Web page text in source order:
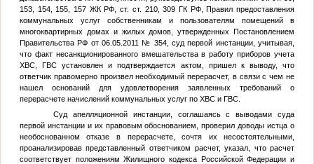
153, 154, 155, 157 ЖК РФ, ст. ст. 210, 309 ГК РФ, Правил предоставления
коммунальных услуг собственникам и пользователям помещений в
многоквартирных домах и жилых домов, утвержденных Постановлением
Правительства РФ от 06.05.2011 № 354, суд первой инстанции, учитывая,
что факт несанкционированного вмешательства в работу приборов учета
ХВС, ГВС установлен и подтверждается актом, пришел к выводу, что
ответчик правомерно произвел необходимый перерасчет, в связи с чем не
нашел оснований для удовлетворения заявленных требований о
перерасчете начислений коммунальных услуг по ХВС и ГВС.
Суд апелляционной инстанции, соглашаясь с выводами суда
первой инстанции и их правовым обоснованием, проверил доводы истца о
необоснованном отказе в перерасчете, сочтя их несостоятельными,
проанализировав представленный ответчиком расчет, указал, что расчет
соответствует положениям Жилищного кодекса Российской Федерации и